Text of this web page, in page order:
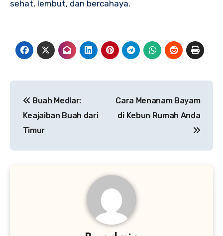
sehat, lembut, dan bercahaya.
pos
Buah Medlar:
Keajaiban Buah dari
Timur
Cara Menanam Bayam
di Kebun Rumah Anda